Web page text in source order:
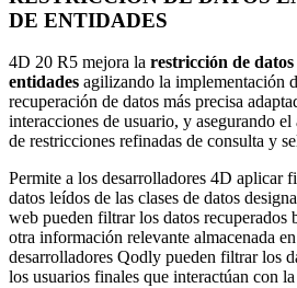
DE ENTIDADES
4D 20 R5 mejora la restricción de datos
entidades agilizando la implementación
recuperación de datos más precisa
interacciones de usuario, y asegurando el
de restricciones refinadas de consulta y
Permite a los desarrolladores 4D aplicar
datos leídos de las clases de datos
web pueden filtrar los datos recuperados
otra información relevante almacenada
desarrolladores Qodly pueden filtrar los
los usuarios finales que interactúan con